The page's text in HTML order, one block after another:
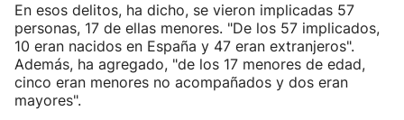
En esos delitos, ha dicho, se vieron implicadas 57
personas, 17 de ellas menores. "De los 57 implicados,
10 eran nacidos en España y 47 eran extranjeros".
Además, ha agregado, "de los 17 menores de edad,
cinco eran menores no acompañados y dos eran
mayores".